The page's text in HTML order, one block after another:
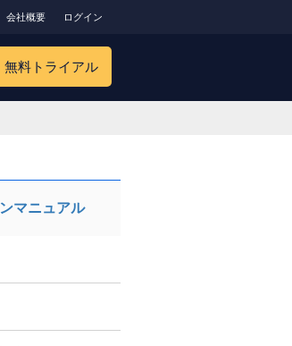
ログイン
会社概要
無料トライアル
マニュアル